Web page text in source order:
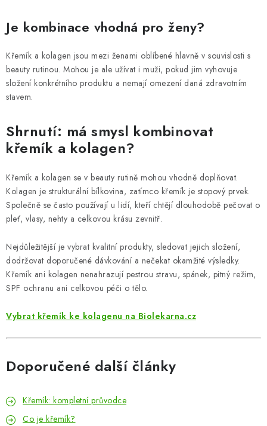
Je kombinace vhodná pro ženy?
Křemík a kolagen jsou mezi ženami oblíbené hlavně v souvislosti s
beauty rutinou. Mohou je ale užívat i muži, pokud jim vyhovuje
složení konkrétního produktu a nemají omezení daná zdravotním
stavem.
Shrnutí: má smysl kombinovat
křemík a kolagen?
Křemík a kolagen se v beauty rutině mohou vhodně doplňovat.
Kolagen je strukturální bílkovina, zatímco křemík je stopový prvek.
Společně se často používají u lidí, kteří chtějí dlouhodobě pečovat o
pleť, vlasy, nehty a celkovou krásu zevnitř.
Nejdůležitější je vybrat kvalitní produkty, sledovat jejich složení,
dodržovat doporučené dávkování a nečekat okamžité výsledky.
Křemík ani kolagen nenahrazují pestrou stravu, spánek, pitný režim,
SPF ochranu ani celkovou péči o tělo.
Vybrat křemík ke kolagenu na Biolekarna.cz
Doporučené další články
Křemík: kompletní průvodce
Co je křemík?